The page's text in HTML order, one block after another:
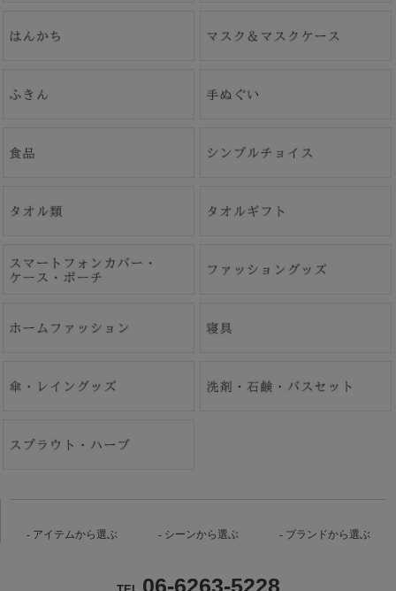
アイテムから選ぶ シーンから選ぶ ブランドから選ぶ
06-6263-5228